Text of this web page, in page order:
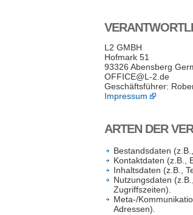
L2 GMBH
Hofmark 51
93326 Abensberg
OFFICE@L-2.de
Geschäftsführer:
Impressum
ARTEN DER
Bestandsdaten
Kontaktdaten (z.B.,
Inhaltsdaten (z.B.,
Nutzungsdaten
Zugriffszeiten).
Meta-/
Adressen).